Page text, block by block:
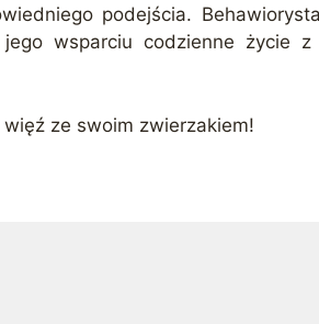
podejścia.
wsparciu codzienne życie
ze swoim zwierzakiem!